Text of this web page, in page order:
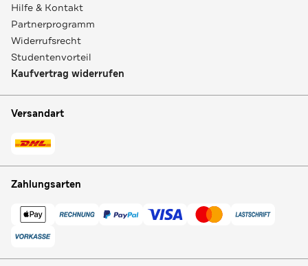
Hilfe & Kontakt
Partnerprogramm
Widerrufsrecht
Studentenvorteil
Kaufvertrag widerrufen
Versandart
Zahlungsarten